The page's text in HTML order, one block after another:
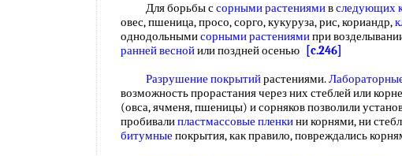
Для борьбы ссорными растениямивследующих
овес, пшеница, просо, сорго, кукуруза, рис, кориандр,
однодольнымисорными растениямипри
раннейвеснойили поздней осенью
[c.246]
Разрушение покрытийрастениями.
возможность прорастания через них стеблей или
(овса, ячменя, пшеницы) и сорняков позволили
пробивалипластмассовые пленкини корнями, ни
битумные покрытия, как правило, повреждались